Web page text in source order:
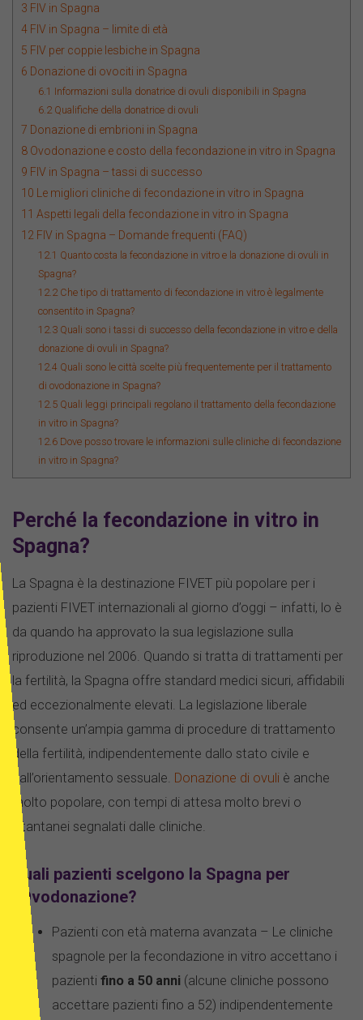
3 FIV in Spagna
4 FIV in Spagna – limite di età
5 FIV per coppie lesbiche in Spagna
6 Donazione di ovociti in Spagna
6.1 Informazioni sulla donatrice di ovuli disponibili in Spagna
6.2 Qualifiche della donatrice di ovuli
7 Donazione di embrioni in Spagna
8 Ovodonazione e costo della fecondazione in vitro in Spagna
9 FIV in Spagna – tassi di successo
10 Le migliori cliniche di fecondazione in vitro in Spagna
11 Aspetti legali della fecondazione in vitro in Spagna
12 FIV in Spagna – Domande frequenti (FAQ)
12.1 Quanto costa la fecondazione in vitro e la donazione di ovuli in
Spagna?
12.2 Che tipo di trattamento di fecondazione in vitro è legalmente
consentito in Spagna?
12.3 Quali sono i tassi di successo della fecondazione in vitro e della
donazione di ovuli in Spagna?
12.4 Quali sono le città scelte più frequentemente per il trattamento
di ovodonazione in Spagna?
12.5 Quali leggi principali regolano il trattamento della fecondazione
in vitro in Spagna?
12.6 Dove posso trovare le informazioni sulle cliniche di fecondazione
in vitro in Spagna?
Perché la fecondazione in vitro in
Spagna?
La Spagna è la destinazione FIVET più popolare per i
pazienti FIVET internazionali al giorno d’oggi – infatti, lo è
da quando ha approvato la sua legislazione sulla
riproduzione nel 2006. Quando si tratta di trattamenti per
la fertilità, la Spagna offre standard medici sicuri, affidabili
ed eccezionalmente elevati. La legislazione liberale
consente un’ampia gamma di procedure di trattamento
della fertilità, indipendentemente dallo stato civile e
dall’orientamento sessuale. Donazione di ovuli è anche
molto popolare, con tempi di attesa molto brevi o
istantanei segnalati dalle cliniche.
Quali pazienti scelgono la Spagna per
l’Ovodonazione?
Pazienti con età materna avanzata – Le cliniche
spagnole per la fecondazione in vitro accettano i
pazientifino a 50 anni (alcune cliniche possono
accettare pazienti fino a 52) indipendentemente